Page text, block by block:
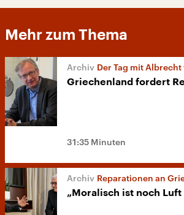
Mehr zum Thema
Der Tag mit
Griechenland fordert
31:35 Minuten
Reparationen an
„Moralisch ist noch Luft